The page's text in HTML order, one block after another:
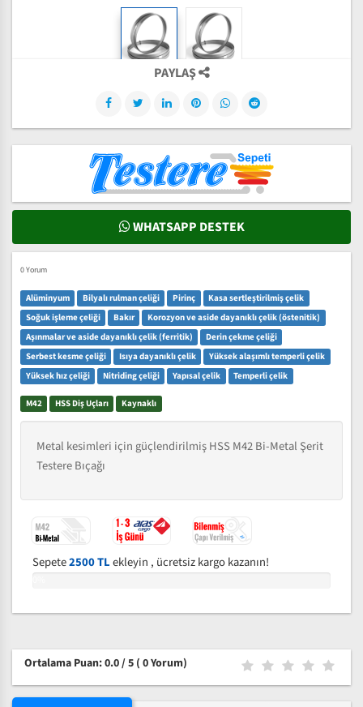
PAYLAŞ
WHATSAPP DESTEK
0 Yorum
Alüminyum Bilyalı rulman çeliği Pirinç
Kasa sertleştirilmiş çelik
Soğuk işleme çeliği
Bakır
Korozyon ve aside dayanıklı çelik (östenitik)
Aşınmalar ve aside dayanıklı çelik (ferritik)
Derin çekme çeliği
Serbest kesme çeliği
Isıya dayanıklı çelik
Yüksek alaşımlı temperli çelik
Yüksek hız çeliği
Nitriding çeliği Yapısal çelik Temperli çelik
M42 HSS Diş Uçları Kaynaklı
Metal kesimleri için güçlendirilmiş HSS M42 Bi-Metal Şerit
Testere Bıçağı
Sepete2500 TLekleyin , ücretsiz kargo kazanın!
Ortalama Puan: 0.0 / 5 ( 0 Yorum)